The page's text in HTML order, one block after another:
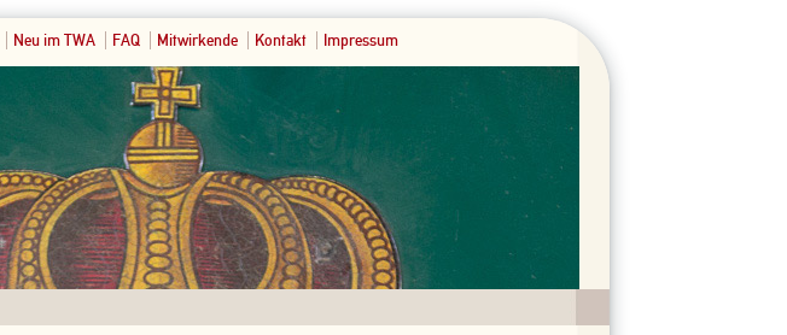
Neu im TWA FAQ Mitwirkende Kontakt Impressum